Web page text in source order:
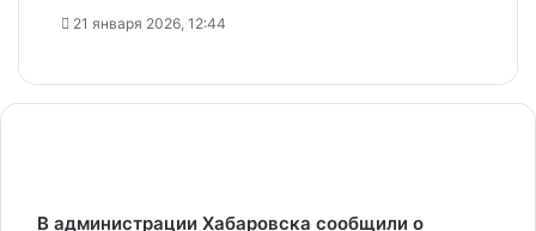
21 января 2026, 12:44
В администрации Хабаровска сообщили о